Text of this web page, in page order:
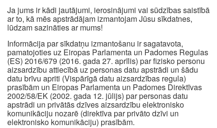
Ja jums ir kādi jautājumi, ierosinājumi vai sūdzības saistībā
ar to, kā mēs apstrādājam izmantojam Jūsu sīkdatnes,
lūdzam sazināties ar mums!
Informācija par sīkdatņu izmantošanu ir sagatavota,
pamatojoties uz Eiropas Parlamenta un Padomes Regulas
(ES) 2016/679 (2016. gada 27. aprīlis) par fizisko personu
aizsardzību attiecībā uz personas datu apstrādi un šādu
datu brīvu apriti (Vispārīgā datu aizsardzības regula)
prasībām un Eiropas Parlamenta un Padomes Direktīvas
2002/58/EK (2002. gada 12. jūlijs) par personas datu
apstrādi un privātās dzīves aizsardzību elektronisko
komunikāciju nozarē (direktīva par privāto dzīvi un
elektronisko komunikāciju) prasībām.